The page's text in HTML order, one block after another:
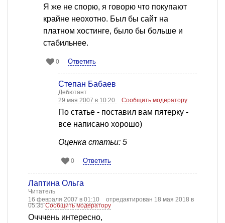
Я же не спорю, я говорю что покупают
крайне неохотно. Был бы сайт на
платном хостинге, было бы больше и
стабильнее.
0 Ответить
Степан Бабаев
Дебютант
29 мая 2007 в 10:20
Сообщить модератору
По статье - поставил вам пятерку -
все написано хорошо)
Оценка статьи: 5
0 Ответить
Лаптина Ольга
Читатель
16 февраля 2007 в 01:10
отредактирован 18 мая 2018 в
05:35Сообщить модератору
Очччень интересно,